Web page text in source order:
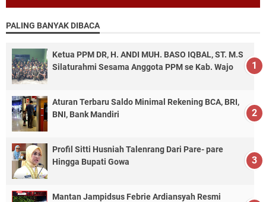
PALING BANYAK DIBACA
Ketua PPM DR, H. ANDI MUH. BASO IQBAL, ST. M.S
Silaturahmi Sesama Anggota PPM se Kab. Wajo
Aturan Terbaru Saldo Minimal Rekening BCA, BRI,
BNI, Bank Mandiri
Profil Sitti Husniah Talenrang Dari Pare- pare
Hingga Bupati Gowa
Mantan Jampidsus Febrie Ardiansyah Resmi